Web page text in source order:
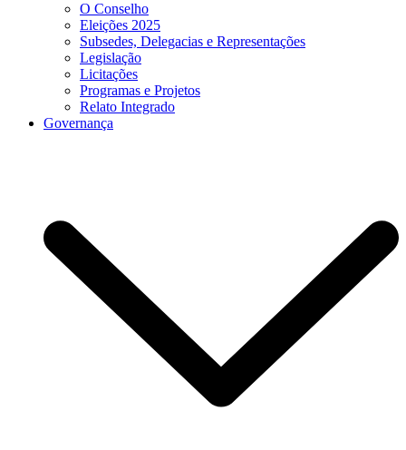
O Conselho
Eleições 2025
Subsedes, Delegacias e Representações
Legislação
Licitações
Programas e Projetos
Relato Integrado
Governança